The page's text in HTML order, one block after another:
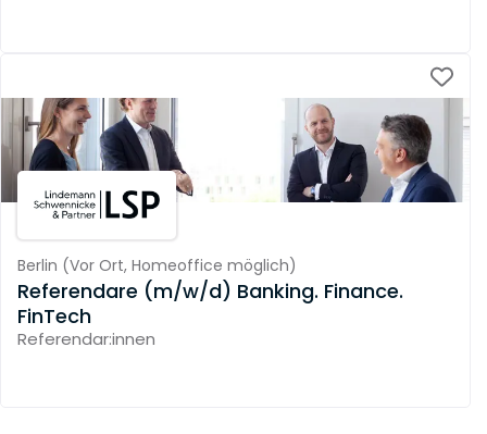
Berlin (Vor Ort, Homeoffice möglich)
Referendare (m/w/d) Banking. Finance.
FinTech
Referendar:innen